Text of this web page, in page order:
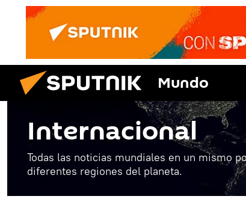
Mundo
Internacional
Todas las noticias mundiales en un mismo
diferentes regiones del planeta.